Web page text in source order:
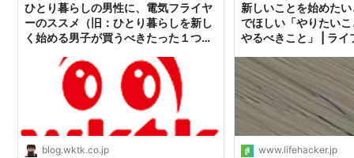
ひとり暮らしの男性に、電気フライヤ
ーのススメ（旧：ひとり暮らしを新し
く始める男子が買うべきたった１つの
blog.wktk.co.jp
新しいことを始めた
でほしい「やりたい
やるべきこと」 | ライ
www.lifehacker.jp